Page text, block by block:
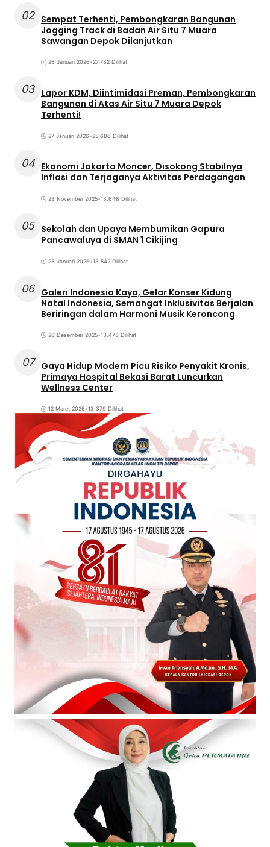
02 Sempat Terhenti, Pembongkaran Bangunan
Jogging Track di Badan Air Situ 7 Muara
Sawangan Depok Dilanjutkan
28 Januari 2026•27.732 Dilihat
03 Lapor KDM, Diintimidasi Preman, Pembongkaran
Bangunan di Atas Air Situ 7 Muara Depok
Terhenti!
27 Januari 2026•25.686 Dilihat
04 Ekonomi Jakarta Moncer, Disokong Stabilnya
Inflasi dan Terjaganya Aktivitas Perdagangan
23 November 2025•13.648 Dilihat
05 Sekolah dan Upaya Membumikan Gapura
Pancawaluya di SMAN 1 Cikijing
23 Januari 2026•13.542 Dilihat
06 Galeri Indonesia Kaya, Gelar Konser Kidung
Natal Indonesia, Semangat Inklusivitas Berjalan
Beriringan dalam Harmoni Musik Keroncong
28 Desember 2025•13.473 Dilihat
07
Gaya Hidup Modern Picu Risiko Penyakit Kronis,
Primaya Hospital Bekasi Barat Luncurkan
Wellness Center
12 Maret 2026•13.379 Dilihat